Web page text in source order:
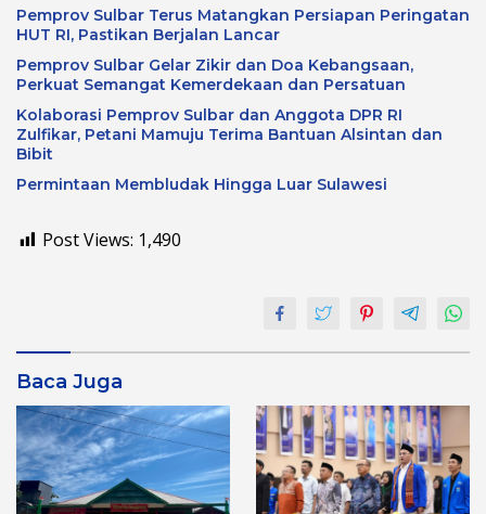
Pemprov Sulbar Terus Matangkan Persiapan Peringatan
HUT RI, Pastikan Berjalan Lancar
Pemprov Sulbar Gelar Zikir dan Doa Kebangsaan,
Perkuat Semangat Kemerdekaan dan Persatuan
Kolaborasi Pemprov Sulbar dan Anggota DPR RI
Zulfikar, Petani Mamuju Terima Bantuan Alsintan dan
Bibit
Permintaan Membludak Hingga Luar Sulawesi
Post Views: 1,490
Baca Juga